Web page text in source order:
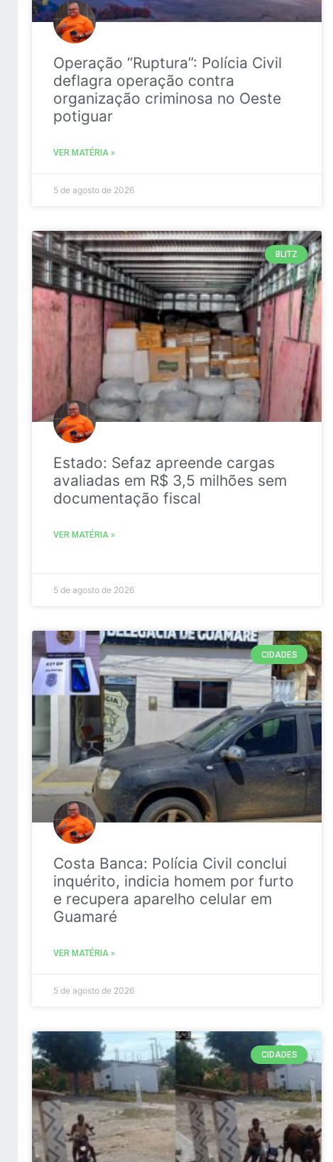
Operação “Ruptura”: Polícia Civil
deflagra operação contra
organização criminosa no Oeste
potiguar
VER MATÉRIA »
5 de agosto de 2026
BLITZ
Estado: Sefaz apreende cargas
avaliadas em R$ 3,5 milhões sem
documentação fiscal
VER MATÉRIA »
5 de agosto de 2026
CIDADES
Costa Banca: Polícia Civil conclui
inquérito, indicia homem por furto
e recupera aparelho celular em
Guamaré
VER MATÉRIA »
5 de agosto de 2026
CIDADES